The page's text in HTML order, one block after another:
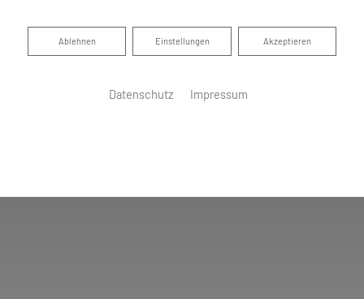
Akzeptieren
Einstellungen
Ablehnen
Ablehnen
Datenschutz Impressum